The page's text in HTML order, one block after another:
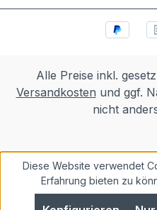
Alle Preise inkl.
Versandkosten und ggf.
nicht
Diese Website verwendet
Erfahrung bieten zu